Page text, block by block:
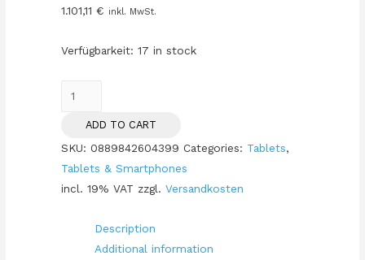
1.101,11€ inkl. MwSt.
Verfügbarkeit: 17 in stock
Intel
Pentium
Core
256GB
ADD TO CART
SKU:0889842604399 Categories: Tablets,
Tablets & Smartphones
incl. 19% VAT zzgl.Versandkosten
Description
Additional information